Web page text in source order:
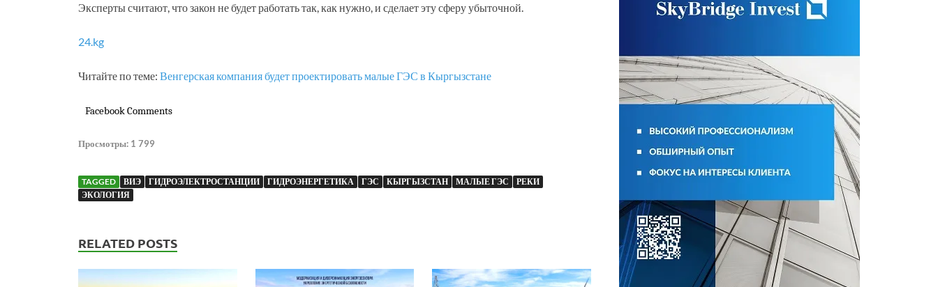
Эксперты считают, что закон не будет работать так, как нужно, и сделает эту сферу убыточной.
24.kg
Читайте по теме: Венгерская компания будет проектировать малые ГЭС в Кыргызстане
Facebook Comments
Просмотры: 1 799
TAGGED ВИЭ ГИДРОЭЛЕКТРОСТАНЦИИ ГИДРОЭНЕРГЕТИКА ГЭС КЫРГЫЗСТАН МАЛЫЕ ГЭС
РЕКИ
ЭКОЛОГИЯ
RELATED POSTS